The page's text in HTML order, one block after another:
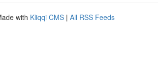
with Kliqqi CMS | All RSS Feeds